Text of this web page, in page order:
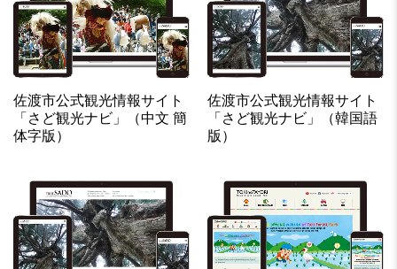
佐渡市公式観光情報サイト
「さど観光ナビ」（中文 簡
体字版）
佐渡市公式観光情報サイト
「さど観光ナビ」（韓国語
版）